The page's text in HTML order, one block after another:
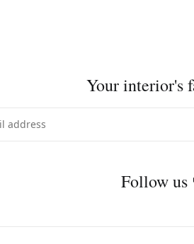
Your interior's
Follow us